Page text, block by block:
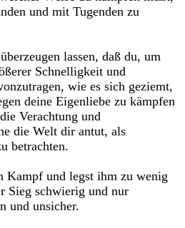
und mit Tugenden zu
lassen, daß du, um
Schnelligkeit und
wie es sich geziemt,
deine Eigenliebe zu kämpfen
Verachtung und
die Welt dir antut, als
betrachten.
Kampf und legst ihm zu wenig
Sieg schwierig und nur
und unsicher.